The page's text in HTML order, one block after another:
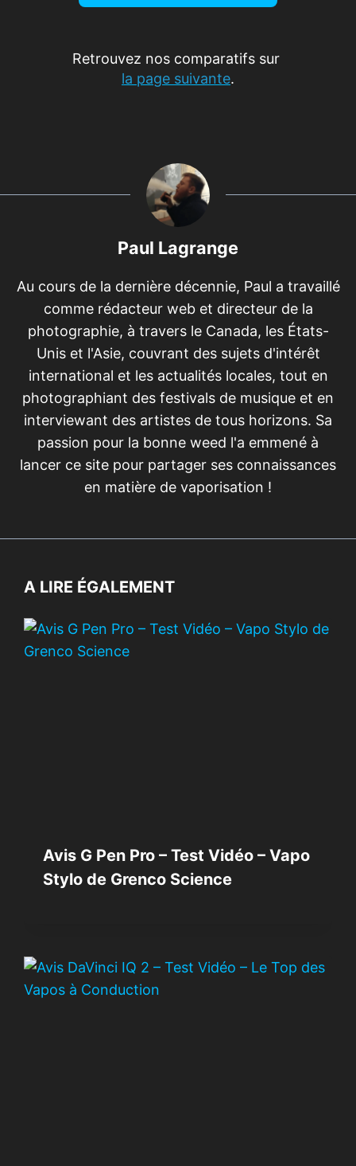
Retrouvez nos comparatifs sur
la page suivante.
Paul Lagrange
Au cours de la dernière décennie, Paul a travaillé
comme rédacteur web et directeur de la
photographie, à travers le Canada, les États-
Unis et l'Asie, couvrant des sujets d'intérêt
international et les actualités locales, tout en
photographiant des festivals de musique et en
interviewant des artistes de tous horizons. Sa
passion pour la bonne weed l'a emmené à
lancer ce site pour partager ses connaissances
en matière de vaporisation !
A LIRE ÉGALEMENT
Avis G Pen Pro – Test Vidéo – Vapo
Stylo de Grenco Science